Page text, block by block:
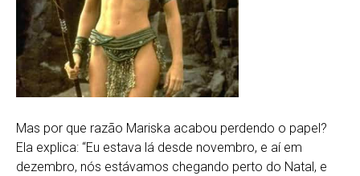
Mas por que razão Mariska acabou perdendo o papel?
Ela explica: “Eu estava lá desde novembro, e aí em
dezembro, nós estávamos chegando perto do Natal, e